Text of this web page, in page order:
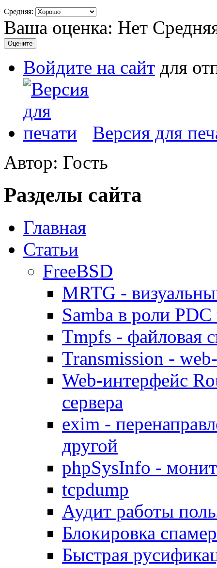
Средняя:
Ваша оценка: Нет
Войдите на сайт для
Версия для
Автор: Гость
Разделы сайта
Главная
Статьи
FreeBSD
MRTG -
Samba в роли
Tmpfs - файловая
Transmission -
Web-интерфейс
сервера
exim -
другой
phpSysInfo -
tcpdump
Аудит работы
Блокировка
Быстрая